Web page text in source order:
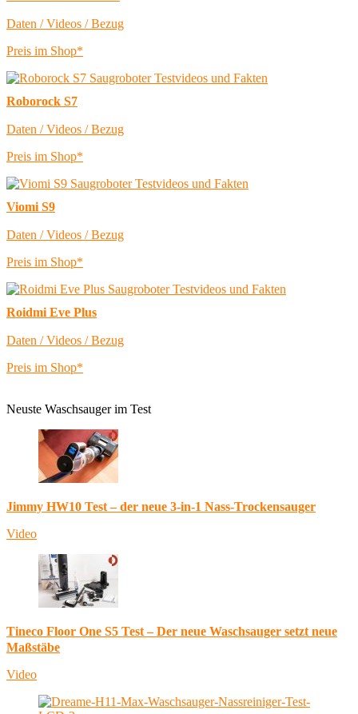
Daten / Videos / Bezug
Preis im Shop*
Roborock S7
Daten / Videos / Bezug
Preis im Shop*
Viomi S9
Daten / Videos / Bezug
Preis im Shop*
Roidmi Eve Plus
Daten / Videos / Bezug
Preis im Shop*
Neuste Waschsauger im Test
Jimmy HW10 Test – der neue 3-in-1 Nass-Trockensauger
Video
Tineco Floor One S5 Test – Der neue Waschsauger setzt neue
Maßstäbe
Video